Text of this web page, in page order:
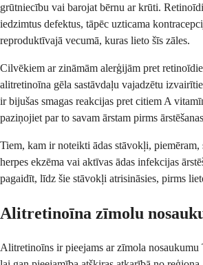
grūtniecību vai barojat bērnu ar krūti.
iedzimtus defektus, tāpēc uzticama
reproduktīvajā vecumā, kuras lieto šīs zāles.
Cilvēkiem ar zināmām alerģijām pret
alitretinoīna gēla sastāvdaļu vajadzētu
ir bijušas smagas reakcijas pret citiem A
paziņojiet par to savam ārstam pirms
Tiem, kam ir noteikti ādas stāvokļi, piemēram,
herpes ekzēma vai aktīvas ādas infekcijas
pagaidīt, līdz šie stāvokļi atrisināsies, pirms
Alitretinoīna zīmolu
Alitretinoīns ir pieejams ar zīmola nosaukumu